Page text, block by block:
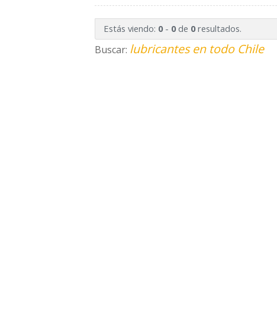
Estás viendo: 0- 0de 0resultados.
Buscar: lubricantes en todo Chile